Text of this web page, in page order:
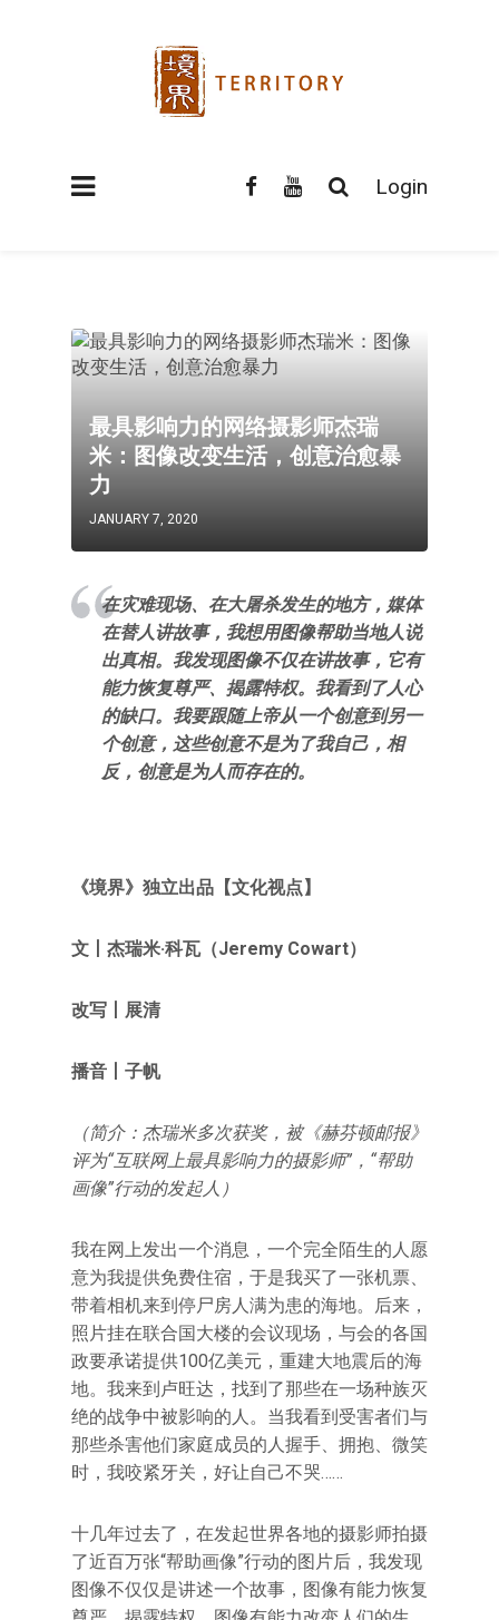
Login
最具影响力的网络摄影师杰瑞
米：图像改变生活，创意治愈暴
力
JANUARY 7, 2020
在灾难现场、在大屠杀发生的地方，媒体
在替人讲故事，我想用图像帮助当地人说
出真相。我发现图像不仅在讲故事，它有
能力恢复尊严、揭露特权。我看到了人心
的缺口。我要跟随上帝从一个创意到另一
个创意，这些创意不是为了我自己，相
反，创意是为人而存在的。
《境界》独立出品【文化视点】
文丨 杰瑞米·科瓦（Jeremy Cowart）
改写 展清
播音丨子帆
（简介：杰瑞米多次获奖，被《赫芬顿邮报》
评为“互联网上最具影响力的摄影师”，“帮助
画像”行动的发起人）
我在网上发出一个消息，一个完全陌生的人愿
意为我提供免费住宿，于是我买了一张机票、
带着相机来到停尸房人满为患的海地。后来，
照片挂在联合国大楼的会议现场，与会的各国
政要承诺提供100亿美元，重建大地震后的海
地。我来到卢旺达，找到了那些在一场种族灭
绝的战争中被影响的人。当我看到受害者们与
那些杀害他们家庭成员的人握手、拥抱、微笑
时，我咬紧牙关，好让自己不哭……
十几年过去了，在发起世界各地的摄影师拍摄
了近百万张“帮助画像”行动的图片后，我发现
图像不仅仅是讲述一个故事，图像有能力恢复